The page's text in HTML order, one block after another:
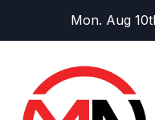
Mon. Aug